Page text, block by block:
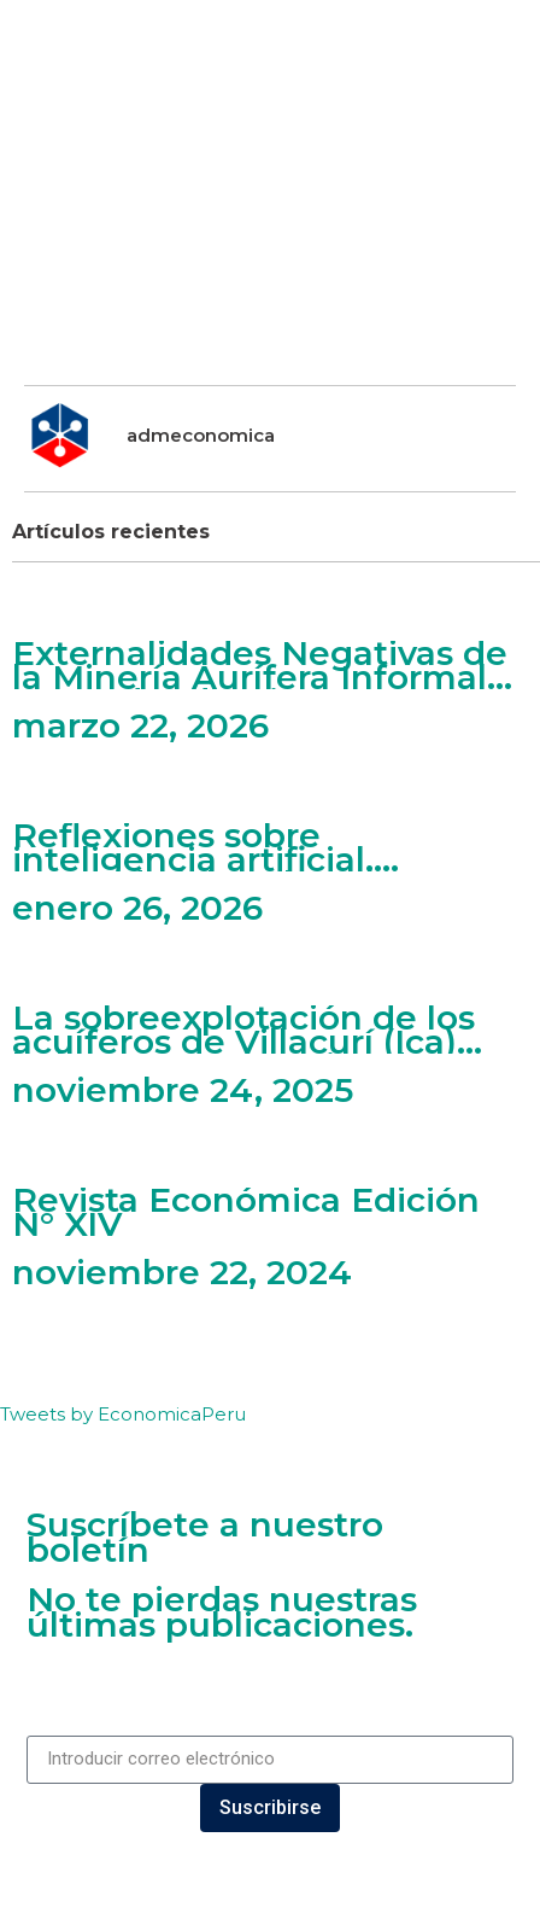
admeconomica
Artículos recientes
Externalidades Negativas de
la Minería Aurífera Informal
en Madre de Dios
marzo 22, 2026
Reflexiones sobre
inteligencia artificial,
mercado laboral y artes
enero 26, 2026
La sobreexplotación de los
acuíferos de Villacurí (Ica)
bajo una perspectiva de
economía ecológica
noviembre 24, 2025
Revista Económica Edición
N° XIV
noviembre 22, 2024
Tweets by EconomicaPeru
Suscríbete a nuestro
boletín
No te pierdas nuestras
últimas publicaciones.
Suscribirse